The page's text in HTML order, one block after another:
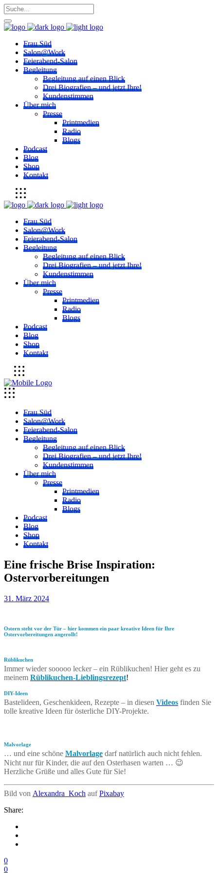
Frau Süd
Salon@Work
Feierabend-Salon
Begleitung
Begleitung auf einen Blick
Drei Biografien – und jetzt Ihre!
Kundenstimmen
Über mich
Presse
Printmedien
Radio
Blogs
Podcast
Blog
Shop
Kontakt
Frau Süd
Salon@Work
Feierabend-Salon
Begleitung
Begleitung auf einen Blick
Drei Biografien – und jetzt Ihre!
Kundenstimmen
Über mich
Presse
Printmedien
Radio
Blogs
Podcast
Blog
Shop
Kontakt
Frau Süd
Salon@Work
Feierabend-Salon
Begleitung
Begleitung auf einen Blick
Drei Biografien – und jetzt Ihre!
Kundenstimmen
Über mich
Presse
Printmedien
Radio
Blogs
Podcast
Blog
Shop
Kontakt
Eine frische Brise Inspiration:
Ostervorbereitungen
31. März 2024
Ostern steht vor der Tür – hier kommen ein paar kreative Ideen für Ihre
Ostervorbereitungen angerollt!
Rüblikuchen
Immer wieder sooooo lecker – ein Rüblikuchen! Hier geht es zu
meinem Rüblikuchen-Lieblingsrezept!
DIY-Ideen
Bastelideen, Geschenkideen, Rezepte – in diesen Videos finden Sie
tolle kreative Ideen für österliche DIY-Projekte.
Malvorlage
… und eine schöne Malvorlage darf natürlich auch nicht fehlen.
Nicht nur für Kinder, die auf den Osterhasen warten … 😉
Herzliche Grüße und alles Gute für Sie!
Bild von Alexandra_Koch auf Pixabay
Share:
0
0